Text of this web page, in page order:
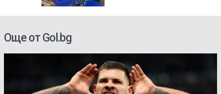
Още от Gol.bg